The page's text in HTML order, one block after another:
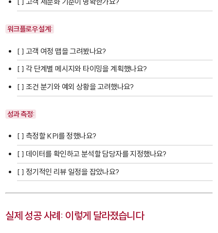
워크플로우 설계:
[ ] 고객 여정 맵을 그려봤나요?
[ ] 각 단계별 메시지와 타이밍을 계획했나요?
[ ] 조건 분기와 예외 상황을 고려했나요?
성과 측정:
[ ] 측정할 KPI를 정했나요?
[ ] 데이터를 확인하고 분석할 담당자를 지정했나요?
[ ] 정기적인 리뷰 일정을 잡았나요?
실제 성공 사례: 이렇게 달라졌습니다